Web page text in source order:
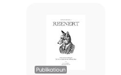
Publikatioun